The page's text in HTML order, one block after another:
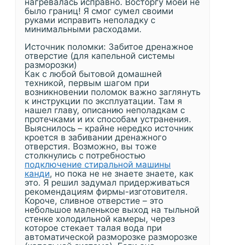
нагревалась исправно. Восторгу моей не
было границ! Я смог сумел своими
руками исправить неполадку с
минимальными расходами.
Источник поломки: Забитое дренажное
отверстие (для капельной системы
разморозки)
Как с любой бытовой домашней
техникой, первым шагом при
возникновении поломок важно заглянуть
к инструкции по эксплуатации. Там я
нашел главу, описанию неполадкам с
протечками и их способам устранения.
Выяснилось – крайне нередко источник
кроется в забивании дренажного
отверстия. Возможно, вы тоже
столкнулись с потребностью
подключение стиральной машины
канди, но пока не не знаете знаете, как
это. Я решил задумал придерживаться
рекомендациям фирмы-изготовителя.
Короче, сливное отверстие – это
небольшое маленькое выход на тыльной
стенке холодильной камеры, через
которое стекает талая вода при
автоматической разморозке разморозке